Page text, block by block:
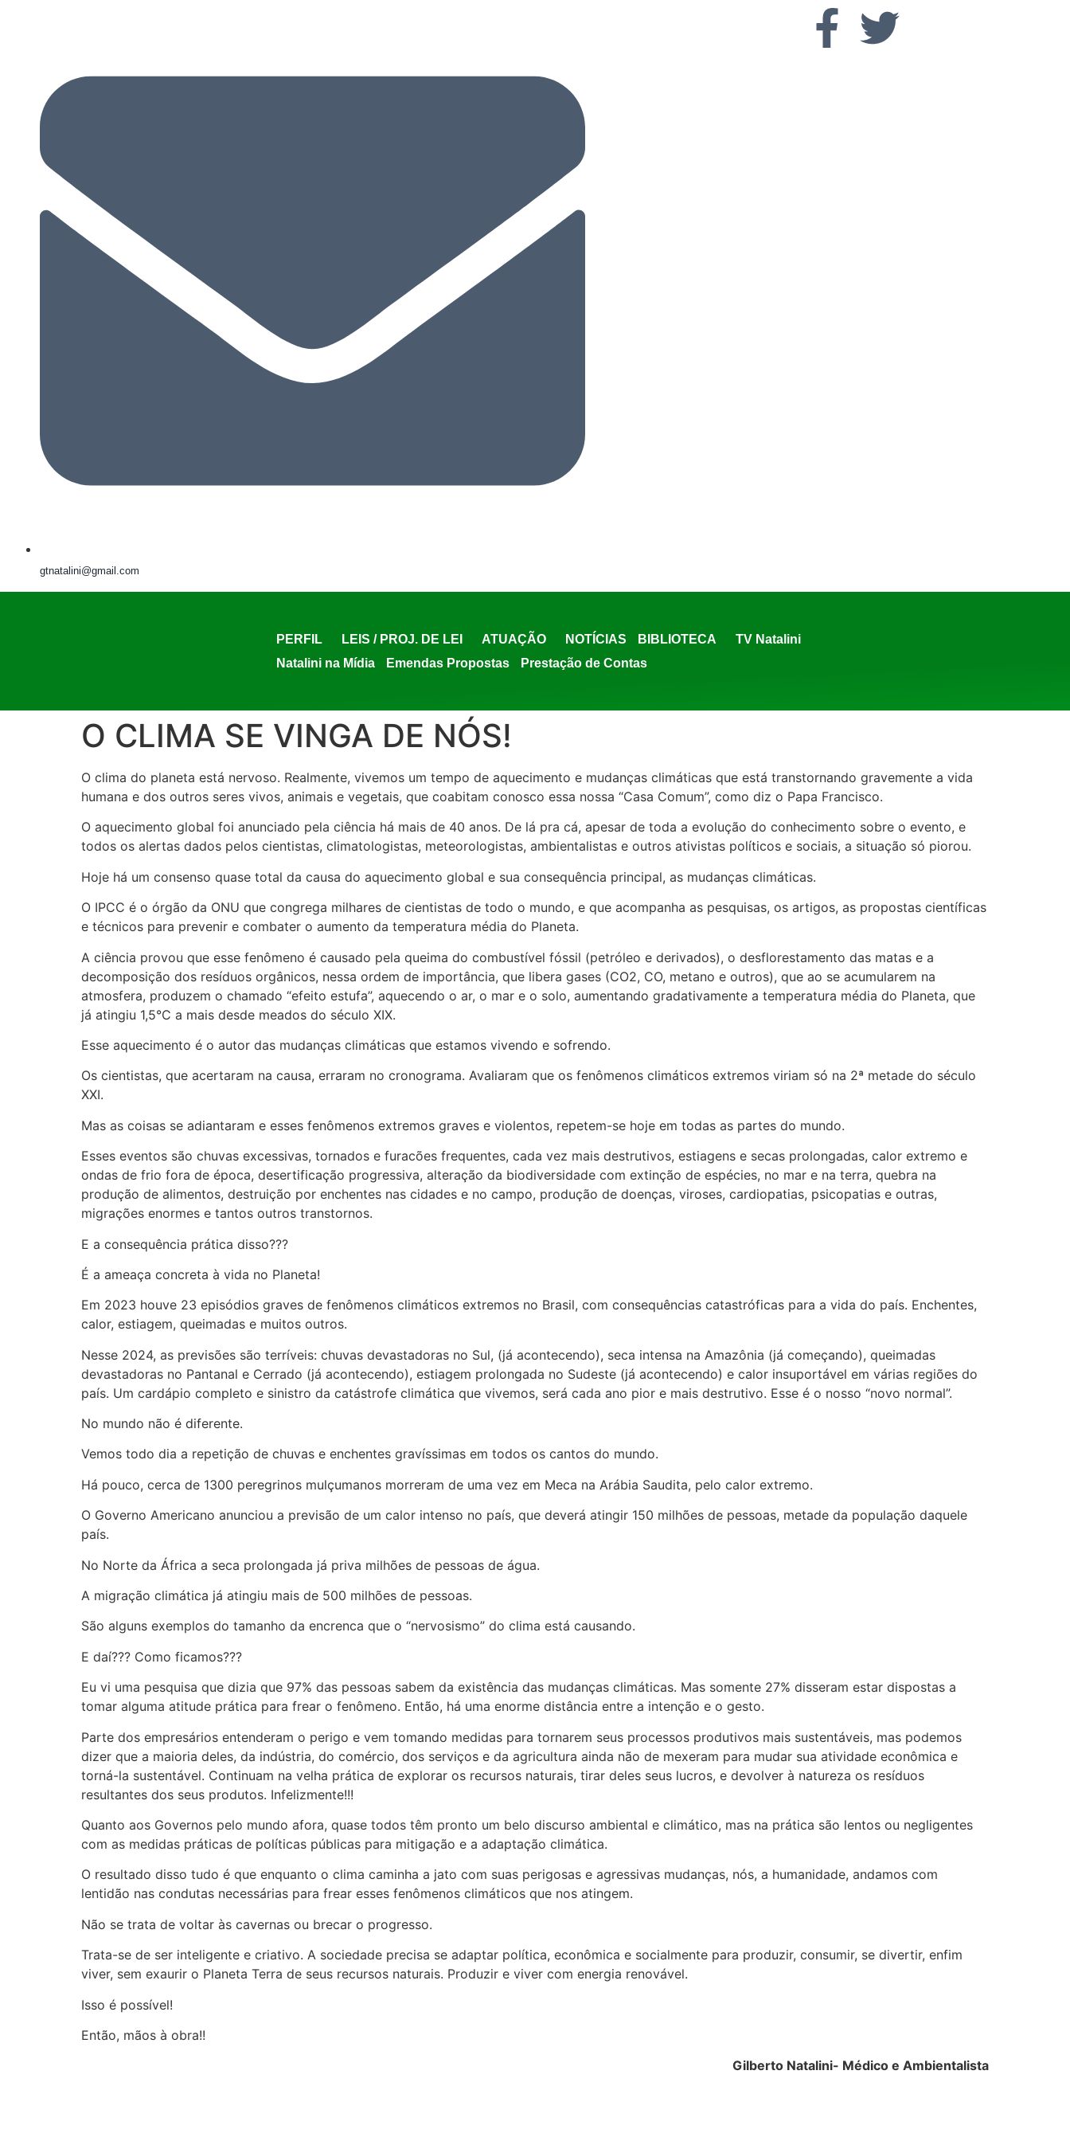
gtnatalini@gmail.com
PERFIL LEIS / PROJ. DE LEI ATUAÇÃO NOTÍCIAS BIBLIOTECA
TV Natalini
Natalini na Mídia
Emendas Propostas Prestação de Contas
O CLIMA SE VINGA DE NÓS!
O clima do planeta está nervoso. Realmente, vivemos um tempo de aquecimento e mudanças climáticas que está transtornando gravemente a vida
humana e dos outros seres vivos, animais e vegetais, que coabitam conosco essa nossa “Casa Comum”, como diz o Papa Francisco.
O aquecimento global foi anunciado pela ciência há mais de 40 anos. De lá pra cá, apesar de toda a evolução do conhecimento sobre o evento, e
todos os alertas dados pelos cientistas, climatologistas, meteorologistas, ambientalistas e outros ativistas políticos e sociais, a situação só piorou.
Hoje há um consenso quase total da causa do aquecimento global e sua consequência principal, as mudanças climáticas.
O IPCC é o órgão da ONU que congrega milhares de cientistas de todo o mundo, e que acompanha as pesquisas, os artigos, as propostas científicas
e técnicos para prevenir e combater o aumento da temperatura média do Planeta.
A ciência provou que esse fenômeno é causado pela queima do combustível fóssil (petróleo e derivados), o desflorestamento das matas e a
decomposição dos resíduos orgânicos, nessa ordem de importância, que libera gases (CO2, CO, metano e outros), que ao se acumularem na
atmosfera, produzem o chamado “efeito estufa”, aquecendo o ar, o mar e o solo, aumentando gradativamente a temperatura média do Planeta, que
já atingiu 1,5°C a mais desde meados do século XIX.
Esse aquecimento é o autor das mudanças climáticas que estamos vivendo e sofrendo.
Os cientistas, que acertaram na causa, erraram no cronograma. Avaliaram que os fenômenos climáticos extremos viriam só na 2ª metade do século
XXI.
Mas as coisas se adiantaram e esses fenômenos extremos graves e violentos, repetem-se hoje em todas as partes do mundo.
Esses eventos são chuvas excessivas, tornados e furacões frequentes, cada vez mais destrutivos, estiagens e secas prolongadas, calor extremo e
ondas de frio fora de época, desertificação progressiva, alteração da biodiversidade com extinção de espécies, no mar e na terra, quebra na
produção de alimentos, destruição por enchentes nas cidades e no campo, produção de doenças, viroses, cardiopatias, psicopatias e outras,
migrações enormes e tantos outros transtornos.
E a consequência prática disso???
É a ameaça concreta à vida no Planeta!
Em 2023 houve 23 episódios graves de fenômenos climáticos extremos no Brasil, com consequências catastróficas para a vida do país. Enchentes,
calor, estiagem, queimadas e muitos outros.
Nesse 2024, as previsões são terríveis: chuvas devastadoras no Sul, (já acontecendo), seca intensa na Amazônia (já começando), queimadas
devastadoras no Pantanal e Cerrado (já acontecendo), estiagem prolongada no Sudeste (já acontecendo) e calor insuportável em várias regiões do
país. Um cardápio completo e sinistro da catástrofe climática que vivemos, será cada ano pior e mais destrutivo. Esse é o nosso “novo normal”.
No mundo não é diferente.
Vemos todo dia a repetição de chuvas e enchentes gravíssimas em todos os cantos do mundo.
Há pouco, cerca de 1300 peregrinos mulçumanos morreram de uma vez em Meca na Arábia Saudita, pelo calor extremo.
O Governo Americano anunciou a previsão de um calor intenso no país, que deverá atingir 150 milhões de pessoas, metade da população daquele
país.
No Norte da África a seca prolongada já priva milhões de pessoas de água.
A migração climática já atingiu mais de 500 milhões de pessoas.
São alguns exemplos do tamanho da encrenca que o “nervosismo” do clima está causando.
E daí??? Como ficamos???
Eu vi uma pesquisa que dizia que 97% das pessoas sabem da existência das mudanças climáticas. Mas somente 27% disseram estar dispostas a
tomar alguma atitude prática para frear o fenômeno. Então, há uma enorme distância entre a intenção e o gesto.
Parte dos empresários entenderam o perigo e vem tomando medidas para tornarem seus processos produtivos mais sustentáveis, mas podemos
dizer que a maioria deles, da indústria, do comércio, dos serviços e da agricultura ainda não de mexeram para mudar sua atividade econômica e
torná-la sustentável. Continuam na velha prática de explorar os recursos naturais, tirar deles seus lucros, e devolver à natureza os resíduos
resultantes dos seus produtos. Infelizmente!!!
Quanto aos Governos pelo mundo afora, quase todos têm pronto um belo discurso ambiental e climático, mas na prática são lentos ou negligentes
com as medidas práticas de políticas públicas para mitigação e a adaptação climática.
O resultado disso tudo é que enquanto o clima caminha a jato com suas perigosas e agressivas mudanças, nós, a humanidade, andamos com
lentidão nas condutas necessárias para frear esses fenômenos climáticos que nos atingem.
Não se trata de voltar às cavernas ou brecar o progresso.
Trata-se de ser inteligente e criativo. A sociedade precisa se adaptar política, econômica e socialmente para produzir, consumir, se divertir, enfim
viver, sem exaurir o Planeta Terra de seus recursos naturais. Produzir e viver com energia renovável.
Isso é possível!
Então, mãos à obra!!
Gilberto Natalini- Médico e Ambientalista